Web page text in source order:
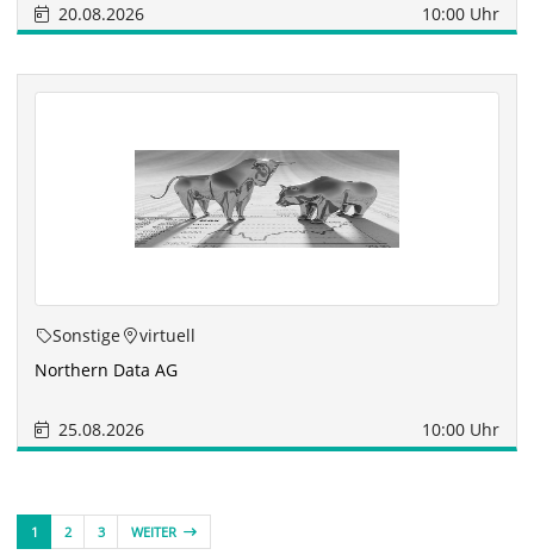
20.08.2026 10:00 Uhr
Sonstige
virtuell
Northern Data AG
25.08.2026 10:00 Uhr
1 2 3 WEITER